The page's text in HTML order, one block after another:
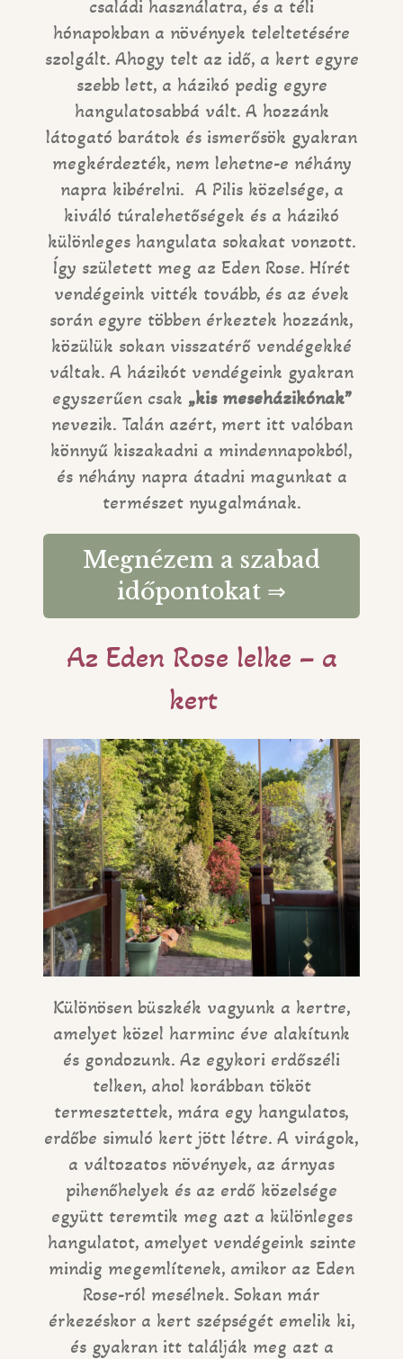
családi használatra, és a téli
hónapokban a növények teleltetésére
szolgált. Ahogy telt az idő, a kert egyre
szebb lett, a házikó pedig egyre
hangulatosabbá vált. A hozzánk
látogató barátok és ismerősök gyakran
megkérdezték, nem lehetne-e néhány
napra kibérelni. A Pilis közelsége, a
kiváló túralehetőségek és a házikó
különleges hangulata sokakat vonzott.
Így született meg az Eden Rose. Hírét
vendégeink vitték tovább, és az évek
során egyre többen érkeztek hozzánk,
közülük sokan visszatérő vendégekké
váltak. A házikót vendégeink gyakran
egyszerűen csak „kis meseházikónak”
nevezik. Talán azért, mert itt valóban
könnyű kiszakadni a mindennapokból,
és néhány napra átadni magunkat a
természet nyugalmának.
Megnézem a szabad
időpontokat ⇒
Az Eden Rose lelke – a
kert
Különösen büszkék vagyunk a kertre,
amelyet közel harminc éve alakítunk
és gondozunk. Az egykori erdőszéli
telken, ahol korábban tököt
termesztettek, mára egy hangulatos,
erdőbe simuló kert jött létre. A virágok,
a változatos növények, az árnyas
pihenőhelyek és az erdő közelsége
együtt teremtik meg azt a különleges
hangulatot, amelyet vendégeink szinte
mindig megemlítenek, amikor az Eden
Rose-ról mesélnek. Sokan már
érkezéskor a kert szépségét emelik ki,
és gyakran itt találják meg azt a